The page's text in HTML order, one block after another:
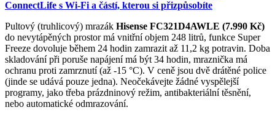
ConnectLife s Wi-Fi a částí, kterou si přizpůsobíte
Pultový (truhlicový) mrazák Hisense FC321D4AWLE (7.990 Kč)
do nevytápěných prostor má vnitřní objem 248 litrů, funkce Super
Freeze dovoluje během 24 hodin zamrazit až 11,2 kg potravin. Doba
skladování při poruše napájení má být 34 hodin, mraznička má
ochranu proti zamrznutí (až -15 °C). V ceně jsou dvě drátěné police
(jinde se udává pouze jedna). Neočekávejte žádné vyspělejší
programy, jako třeba prázdninový režim, antibakteriální těsnění,
nebo automatické odmrazování.